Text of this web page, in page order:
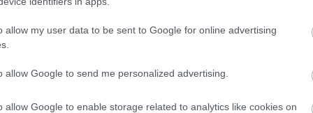
allow my user data to be sent to Google for online advertising
allow Google to send me personalized advertising.
allow Google to enable storage related to analytics like cookies on
9 15 5 0 4 41-25
9 8 18-24
23-